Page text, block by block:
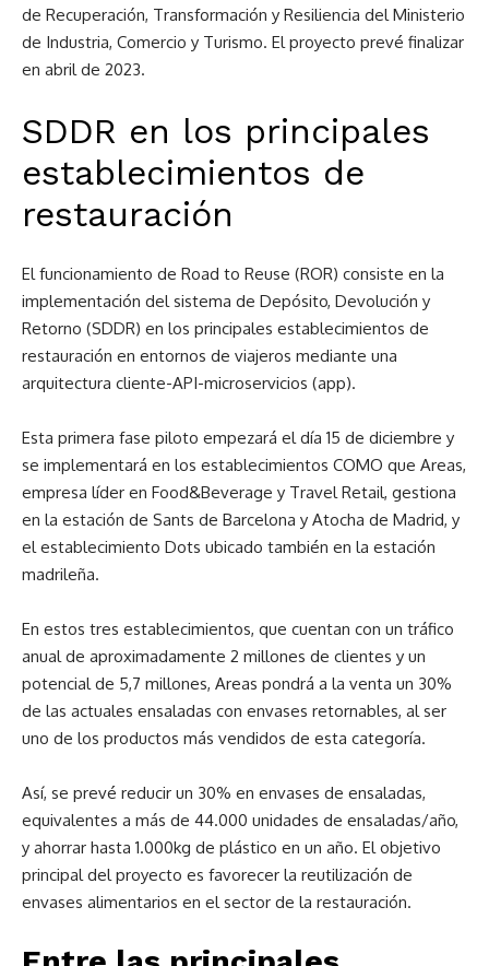
de Recuperación, Transformación y Resiliencia del Ministerio
de Industria, Comercio y Turismo. El proyecto prevé finalizar
en abril de 2023.
SDDR en los principales
establecimientos de
restauración
El funcionamiento de Road to Reuse (ROR) consiste en la
implementación del sistema de Depósito, Devolución y
Retorno (SDDR) en los principales establecimientos de
restauración en entornos de viajeros mediante una
arquitectura cliente-API-microservicios (app).
Esta primera fase piloto empezará el día 15 de diciembre y
se implementará en los establecimientos COMO que Areas,
empresa líder en Food&Beverage y Travel Retail, gestiona
en la estación de Sants de Barcelona y Atocha de Madrid, y
el establecimiento Dots ubicado también en la estación
madrileña.
En estos tres establecimientos, que cuentan con un tráfico
anual de aproximadamente 2 millones de clientes y un
potencial de 5,7 millones, Areas pondrá a la venta un 30%
de las actuales ensaladas con envases retornables, al ser
uno de los productos más vendidos de esta categoría.
Así, se prevé reducir un 30% en envases de ensaladas,
equivalentes a más de 44.000 unidades de ensaladas/año,
y ahorrar hasta 1.000kg de plástico en un año. El objetivo
principal del proyecto es favorecer la reutilización de
envases alimentarios en el sector de la restauración.